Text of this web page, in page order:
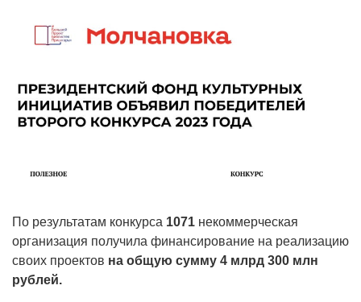
По результатам конкурса 1071 некоммерческая
организация получила финансирование на реализацию
своих проектов на общую сумму 4 млрд 300 млн
рублей.